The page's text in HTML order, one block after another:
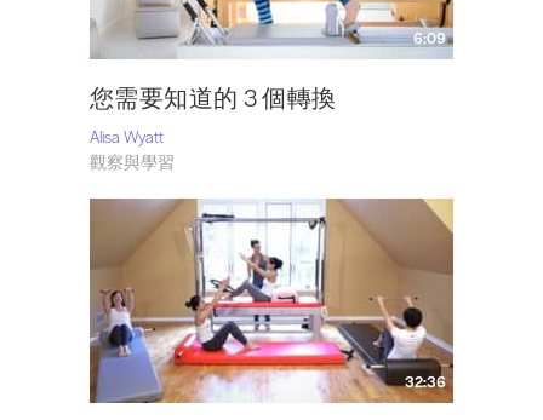
6:09
您需要知道的 3 個轉換
Alisa Wyatt
觀察與學習
32:36